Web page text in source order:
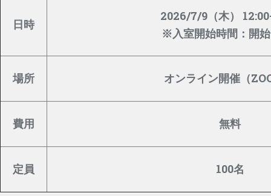
日時
2026/7/9（木）
※入室開始時間：開
場所 オンライン開催（
費用 無料
定員 100名